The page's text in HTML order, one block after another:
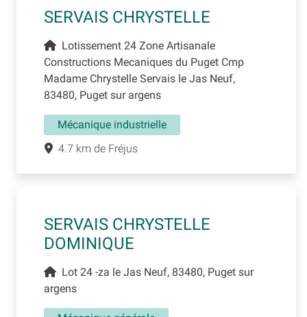
SERVAIS CHRYSTELLE
Lotissement 24 Zone Artisanale
Constructions Mecaniques du Puget Cmp
Madame Chrystelle Servais le Jas Neuf,
83480, Puget sur argens
Mécanique industrielle
4.7 km de Fréjus
SERVAIS CHRYSTELLE
DOMINIQUE
Lot 24 -za le Jas Neuf, 83480, Puget sur
argens